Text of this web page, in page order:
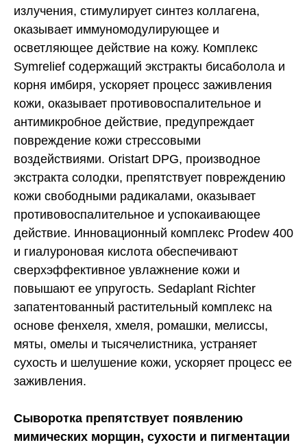
излучения, стимулирует синтез коллагена,
оказывает иммуномодулирующее и
осветляющее действие на кожу. Комплекс
Symrelief содержащий экстракты бисаболола и
корня имбиря, ускоряет процесс заживления
кожи, оказывает противовоспалительное и
антимикробное действие, предупреждает
повреждение кожи стрессовыми
воздействиями. Oristart DPG, производное
экстракта солодки, препятствует повреждению
кожи свободными радикалами, оказывает
противовоспалительное и успокаивающее
действие. Инновационный комплекс Prodew 400
и гиалуроновая кислота обеспечивают
сверхэффективное увлажнение кожи и
повышают ее упругость. Sedaplant Richter
запатентованный растительный комплекс на
основе фенхеля, хмеля, ромашки, мелиссы,
мяты, омелы и тысячелистника, устраняет
сухость и шелушение кожи, ускоряет процесс ее
заживления.
Сыворотка препятствует появлению
мимических морщин, сухости и пигментации